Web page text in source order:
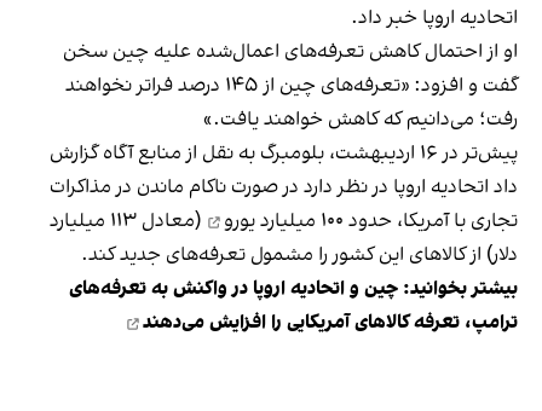
اتحادیه اروپا خبر داد.
او از احتمال کاهش تعرفه‌های اعمال‌شده علیه چین سخن
گفت و افزود: «تعرفه‌های چین از ۱۴۵ درصد فراتر نخواهند
رفت؛ می‌دانیم که کاهش خواهند یافت.»
پیش‌تر در ۱۶ اردیبهشت، بلومبرگ به نقل از منابع آگاه گزارش
داد اتحادیه اروپا در نظر دارد در صورت ناکام ماندن در مذاکرات
تجاری با آمریکا، حدود ۱۰۰ میلیارد یورو
(معادل ۱۱۳ میلیارد
دلار) از کالاهای این کشور را مشمول تعرفه‌های جدید کند.
بیشتر بخوانید:‌ چین و اتحادیه اروپا در واکنش به تعرفه‌های
ترامپ، تعرفه کالاهای آمریکایی را افزایش می‌دهند